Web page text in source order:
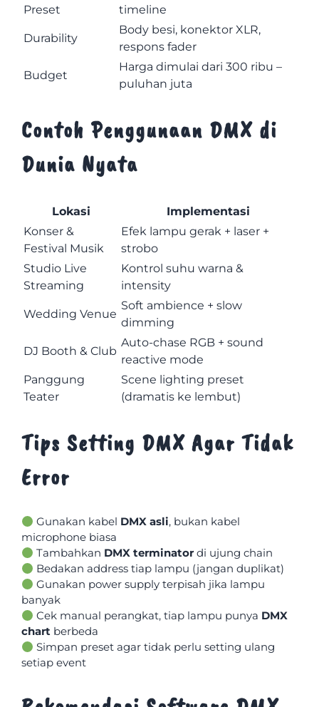
Preset
timeline
Durability
Body besi, konektor XLR,
respons fader
Budget
Harga dimulai dari 300 ribu –
puluhan juta
Contoh Penggunaan DMX di
Dunia Nyata
Lokasi
Implementasi
Konser &
Festival Musik
Efek lampu gerak + laser +
strobo
Studio Live
Streaming
Kontrol suhu warna &
intensity
Wedding Venue
Soft ambience + slow
dimming
DJ Booth & Club
Auto-chase RGB + sound
reactive mode
Panggung
Teater
Scene lighting preset
(dramatis ke lembut)
Tips Setting DMX Agar Tidak
Error
Gunakan kabel DMX asli, bukan kabel
microphone biasa
Tambahkan DMX terminator di ujung chain
Bedakan address tiap lampu (jangan duplikat)
Gunakan power supply terpisah jika lampu
banyak
Cek manual perangkat, tiap lampu punya DMX
chart berbeda
Simpan preset agar tidak perlu setting ulang
setiap event